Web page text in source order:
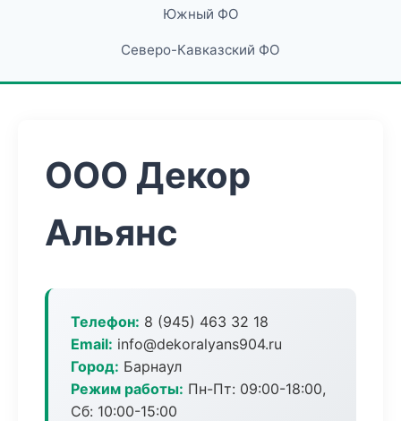
Южный ФО
Северо-Кавказский ФО
ООО Декор
Альянс
Телефон: 8 (945) 463 32 18
Email: info@dekoralyans904.ru
Город: Барнаул
Режим работы: Пн-Пт: 09:00-18:00,
Сб: 10:00-15:00